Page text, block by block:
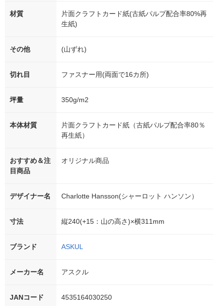
材質
片面クラフトカード紙(古紙パルプ配合率80%再
生紙)
その他 (山ずれ)
切れ目 ファスナー用(両面で16カ所)
坪量 350g/m2
本体材質
片面クラフトカード紙（古紙パルプ配合率80％
再生紙）
おすすめ＆注
目商品
オリジナル商品
デザイナー名 Charlotte Hansson(シャーロット ハンソン）
寸法 縦240(+15：山の高さ)×横311mm
ブランド ASKUL
メーカー名 アスクル
JANコード 4535164030250